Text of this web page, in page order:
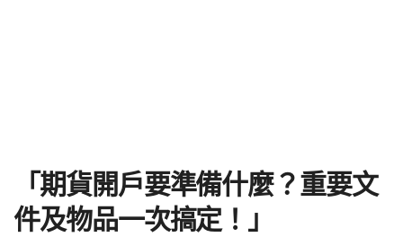
「期貨開戶要準備什麼？重要文
件及物品一次搞定！」